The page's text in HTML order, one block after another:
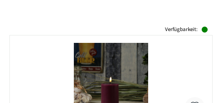
Verfügbarkeit: